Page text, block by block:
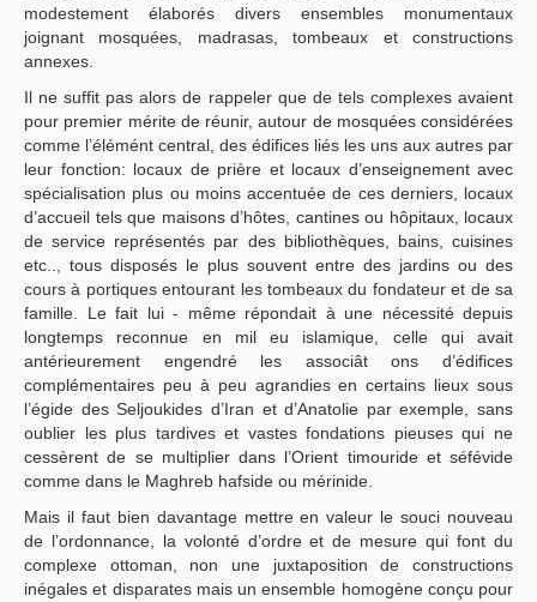
modestement élaborés divers ensembles monumentaux
joignant mosquées, madrasas, tombeaux et constructions
annexes.
Il ne suffit pas alors de rappeler que de tels complexes avaient
pour premier mérite de réunir, autour de mosquées considérées
comme l’élémént central, des édifices liés les uns aux autres par
leur fonction: locaux de prière et locaux d’enseignement avec
spécialisation plus ou moins accentuée de ces derniers, locaux
d’accueil tels que maisons d’hôtes, cantines ou hôpitaux, locaux
de service représentés par des bibliothèques, bains, cuisines
etc.., tous disposés le plus souvent entre des jardins ou des
cours à portiques entourant les tombeaux du fondateur et de sa
famille. Le fait lui - même répondait à une nécessité depuis
longtemps reconnue en mil eu islamique, celle qui avait
antérieurement engendré les associât ons d’édifices
complémentaires peu à peu agrandies en certains lieux sous
l’égide des Seljoukides d’Iran et d’Anatolie par exemple, sans
oublier les plus tardives et vastes fondations pieuses qui ne
cessèrent de se multiplier dans l’Orient timouride et séfévide
comme dans le Maghreb hafside ou mérinide.
Mais il faut bien davantage mettre en valeur le souci nouveau
de l’ordonnance, la volonté d’ordre et de mesure qui font du
complexe ottoman, non une juxtaposition de constructions
inégales et disparates mais un ensemble homogène conçu pour